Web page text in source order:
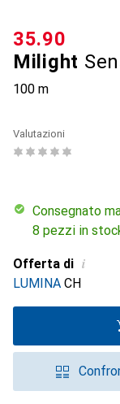
Milight
100 m
CHF
35.90
Valutazioni
Consegnato
8 pezzi in
Offerta di i
LUMINA CH